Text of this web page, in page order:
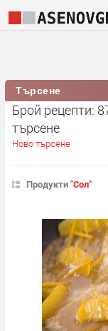
Търсене
Брой рецепти:
търсене
Ново търсене
Продукти "Сол"